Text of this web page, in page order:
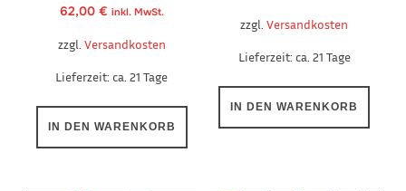
62,00 € inkl. MwSt.
zzgl. Versandkosten
Lieferzeit: ca. 21 Tage
IN DEN WARENKORB
zzgl.Versandkosten
Lieferzeit: ca. 21 Tage
IN DEN WARENKORB